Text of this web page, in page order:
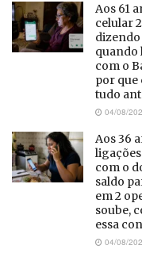
Aos 61
celular
dizendo
quando
com o
por
tudo
04/08/
Aos 36
com o
saldo
em 2
soube,
essa
04/08/